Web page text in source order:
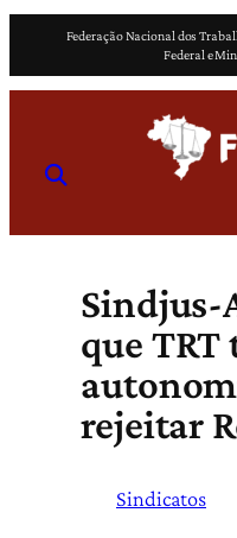
o
Federação Nacional dos
Federal e
Sindjus-
que TRT
rejeitar
Sindicatos